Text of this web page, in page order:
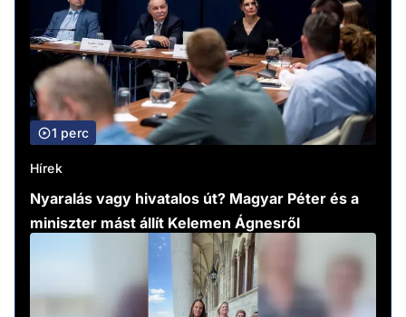
1 perc
Hírek
Nyaralás vagy hivatalos út? Magyar Péter és a
miniszter mást állít Kelemen Ágnesről